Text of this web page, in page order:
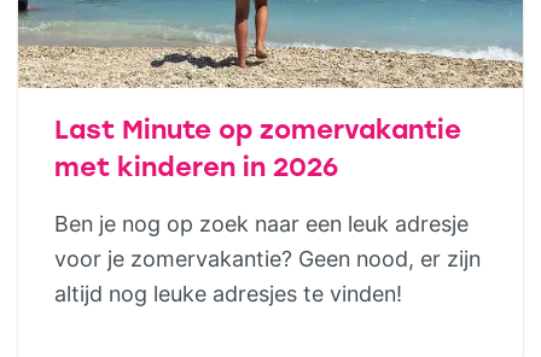
Last Minute op zomervakantie
met kinderen in 2026
Ben je nog op zoek naar een leuk adresje
voor je zomervakantie? Geen nood, er zijn
altijd nog leuke adresjes te vinden!